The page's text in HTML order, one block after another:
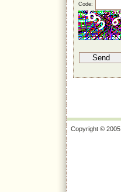
Code:
Copyright © 2005